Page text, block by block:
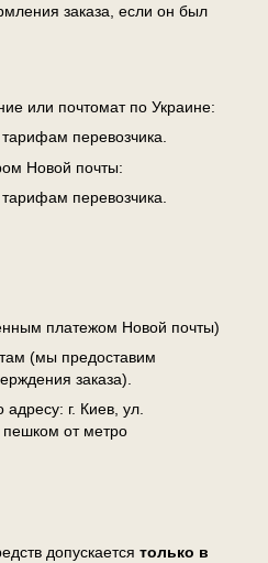
заказа, если он был
или почтомат по Украине:
перевозчика.
Новой почты:
перевозчика.
платежом Новой почты)
(мы предоставим
заказа).
г. Киев, ул.
пешком от метро
допускается только в